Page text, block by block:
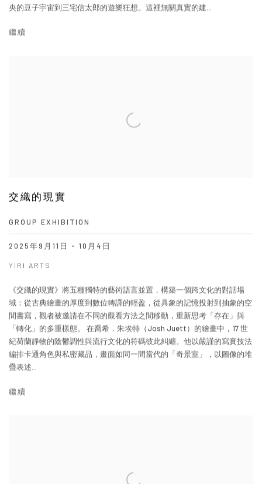
央的豆子宇宙到三宅信太郎的遊樂狂想。這裡無關真實的建...
繼續
交織的現實
GROUP EXHIBITION
2025年9月11日 - 10月4日
YIRI ARTS
《交織的現實》將五種獨特的藝術語言並置，構築一個跨文化的對話場
域：從古典繪畫的厚度到數位轉譯的輕盈，從具象的記憶投射到抽象的空
間書寫，觀者被邀請在不同的觀看方法之間移動，重新思考「存在」與
「轉化」的多重樣態。 在喬希．朱埃特（Josh Juett）的繪畫中，17 世
紀荷蘭靜物的陰鬱調性與流行文化的符碼彼此糾纏。他以嚴謹的寫實技法
編排卡通角色與私密藏品，畫面如同一間當代的「奇景室」，以圖像的堆
疊表述...
繼續